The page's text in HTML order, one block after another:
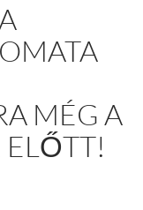
MÉG A